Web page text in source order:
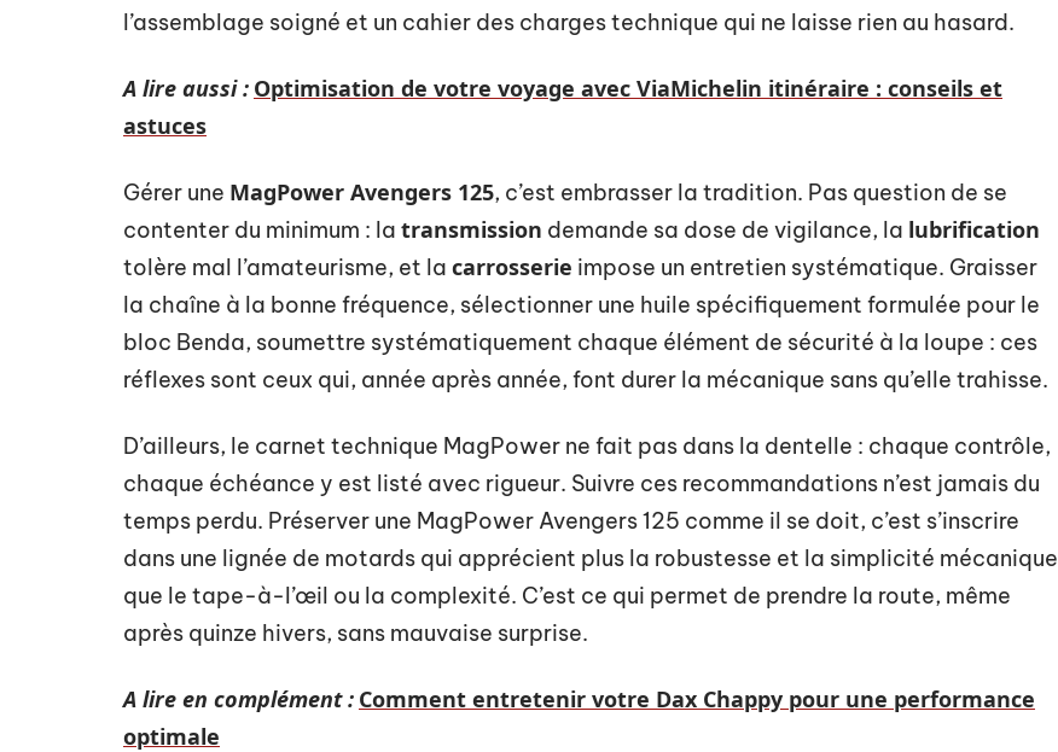
l’assemblage soigné et un cahier des charges technique qui ne laisse rien au hasard.
A lire aussi : Optimisation de votre voyage avec ViaMichelin itinéraire : conseils et
astuces
Gérer une MagPower Avengers 125, c’est embrasser la tradition. Pas question de se
contenter du minimum : la transmission demande sa dose de vigilance, la lubrification
tolère mal l’amateurisme, et la carrosserie impose un entretien systématique. Graisser
la chaîne à la bonne fréquence, sélectionner une huile spécifiquement formulée pour le
bloc Benda, soumettre systématiquement chaque élément de sécurité à la loupe : ces
réflexes sont ceux qui, année après année, font durer la mécanique sans qu’elle trahisse.
D’ailleurs, le carnet technique MagPower ne fait pas dans la dentelle : chaque contrôle,
chaque échéance y est listé avec rigueur. Suivre ces recommandations n’est jamais du
temps perdu. Préserver une MagPower Avengers 125 comme il se doit, c’est s’inscrire
dans une lignée de motards qui apprécient plus la robustesse et la simplicité mécanique
que le tape-à-l’œil ou la complexité. C’est ce qui permet de prendre la route, même
après quinze hivers, sans mauvaise surprise.
A lire en complément : Comment entretenir votre Dax Chappy pour une performance
optimale